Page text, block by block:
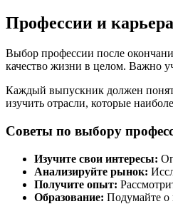
Профессии и
Выбор профессии после
качество жизни в целом. Важно
Каждый выпускник должен
изучить отрасли, которые
Советы по выбору
Изучите свои интересы:
Анализируйте рынок:
Получите опыт:
Образование: Подумайте о